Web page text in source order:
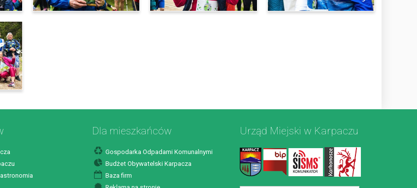
Dla mieszkańców
Gospodarka Odpadami Komunalnymi
Budżet Obywatelski Karpacza
Baza firm
Urząd Miejski w Karpaczu